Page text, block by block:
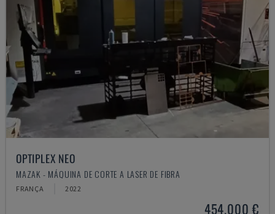
OPTIPLEX NEO
MAZAK - MÁQUINA DE CORTE A LASER DE FIBRA
FRANÇA 2022
454.000 €